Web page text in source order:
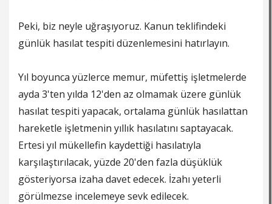
Peki, biz neyle uğraşıyoruz. Kanun teklifindeki
günlük hasılat tespiti düzenlemesini hatırlayın.
Yıl boyunca yüzlerce memur, müfettiş işletmelerde
ayda 3'ten yılda 12'den az olmamak üzere günlük
hasılat tespiti yapacak, ortalama günlük hasılattan
hareketle işletmenin yıllık hasılatını saptayacak.
Ertesi yıl mükellefin kaydettiği hasılatıyla
karşılaştırılacak, yüzde 20'den fazla düşüklük
gösteriyorsa izaha davet edecek. İzahı yeterli
görülmezse incelemeye sevk edilecek.